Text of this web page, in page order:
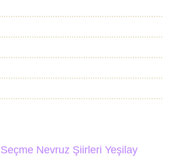
Nevruz Şiirleri Yeşilay